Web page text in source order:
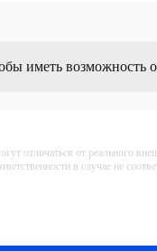
иметь возможность
отличаться от реального
в случае не